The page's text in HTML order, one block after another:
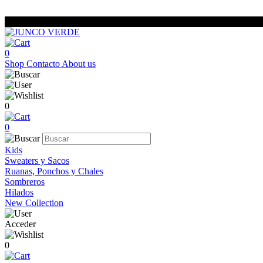
0
Shop Contacto About us
0
0
Kids
Sweaters y Sacos
Ruanas, Ponchos y Chales
Sombreros
Hilados
New Collection
Acceder
0